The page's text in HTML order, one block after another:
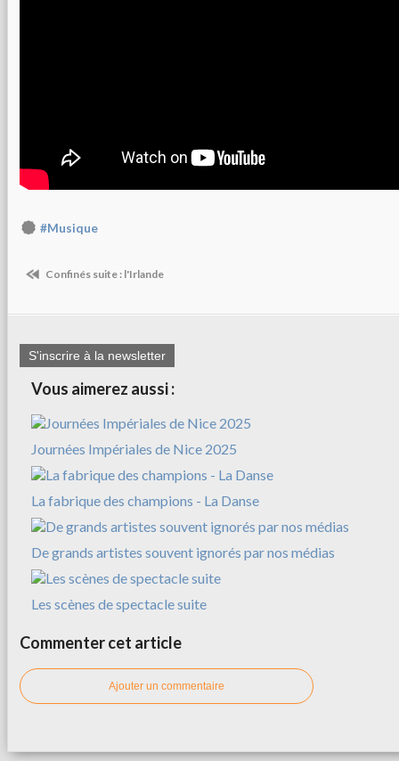
#Musique
Confinés suite : l'Irlande
S'inscrire à la newsletter
Vous aimerez aussi :
Journées Impériales de Nice 2025
La fabrique des champions - La Danse
De grands artistes souvent ignorés par nos médias
Les scènes de spectacle suite
Commenter cet article
Ajouter un commentaire